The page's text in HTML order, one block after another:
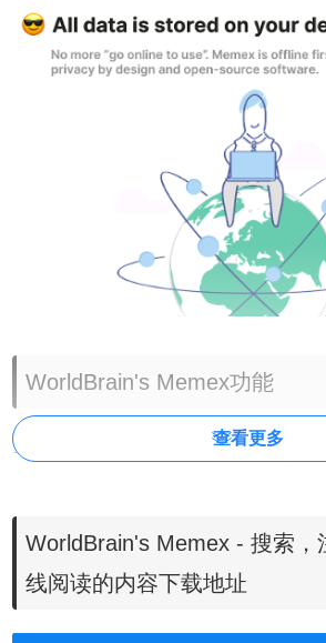
WorldBrain's Memex功能
1.全文搜索您的网络历史记录和书签。
4.快速入职。无需注册。从每个主要书
5.离线优先。所有数据都存储在您的设
源
6.备份（并很快同步）您的数据到您喜
查看更多
WorldBrain's Memex - 搜索，
线阅读的内容下载地址